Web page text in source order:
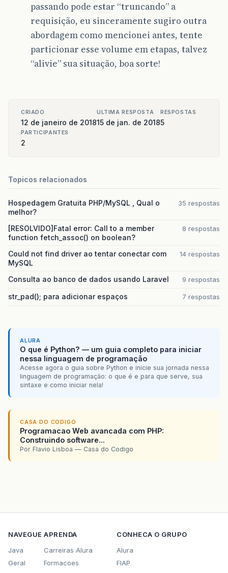
passando pode estar “truncando” a
requisição, eu sinceramente sugiro outra
abordagem como mencionei antes, tente
particionar esse volume em etapas, talvez
“alivie” sua situação, boa sorte!
CRIADO
12 de janeiro de 2018
ULTIMA RESPOSTA
15 de jan. de 2018
RESPOSTAS
5
PARTICIPANTES
2
Topicos relacionados
Hospedagem Gratuita PHP/MySQL , Qual o
melhor?
35 respostas
[RESOLVIDO]Fatal error: Call to a member
function fetch_assoc() on boolean?
8 respostas
Could not find driver ao tentar conectar com
MySQL
14 respostas
Consulta ao banco de dados usando Laravel 9 respostas
str_pad(); para adicionar espaços 7 respostas
ALURA
O que é Python? — um guia completo para iniciar
nessa linguagem de programação
Acesse agora o guia sobre Python e inicie sua jornada nessa
linguagem de programação: o que é e para que serve, sua
sintaxe e como iniciar nela!
CASA DO CODIGO
Programacao Web avancada com PHP:
Construindo software...
Por Flavio Lisboa — Casa do Codigo
NAVEGUE
Java
Geral
APRENDA
Carreiras Alura
Formacoes
CONHECA O GRUPO
Alura
FIAP